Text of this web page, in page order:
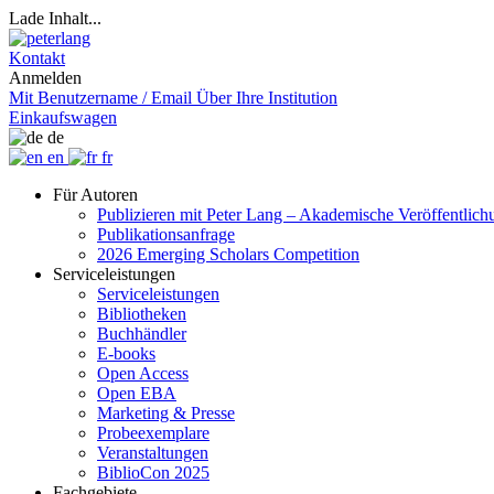
Lade Inhalt...
Kontakt
Anmelden
Mit Benutzername / Email Über Ihre Institution
Einkaufswagen
de
en
fr
Für Autoren
Publizieren mit Peter Lang – Akademische
Publikationsanfrage
2026 Emerging Scholars Competition
Serviceleistungen
Serviceleistungen
Bibliotheken
Buchhändler
E-books
Open Access
Open EBA
Marketing & Presse
Probeexemplare
Veranstaltungen
BiblioCon 2025